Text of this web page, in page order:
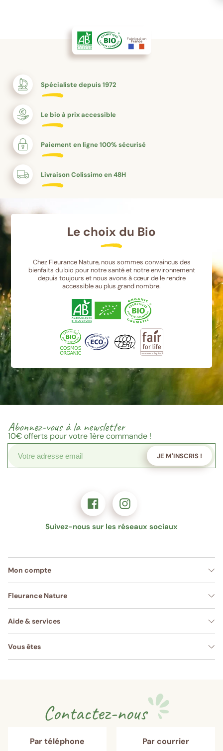
Fabriqué en
France
Spécialiste depuis 1972
Le bio à prix accessible
Paiement en ligne 100% sécurisé
Livraison Colissimo en 48H
Le choix du Bio
Chez Fleurance Nature, nous sommes convaincus des
bienfaits du bio pour notre santé et notre environnement
depuis toujours et nous avons à cœur de le rendre
accessible au plus grand nombre.
Abonnez-vous à la newsletter
10€offerts pour votre 1ère commande !
JE M'INSCRIS !
Suivez-nous sur les réseaux sociaux
Mon compte
Fleurance Nature
Aide & services
Vous êtes
Contactez-nous
Par téléphone
Par courrier